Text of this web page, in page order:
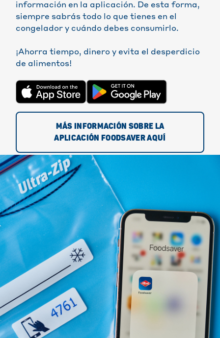
información en la aplicación. De esta forma,
siempre sabrás todo lo que tienes en el
congelador y cuándo debes consumirlo.
¡Ahorra tiempo, dinero y evita el desperdicio
de alimentos!
MÁS INFORMACIÓN SOBRE LA
APLICACIÓN FOODSAVER AQUÍ